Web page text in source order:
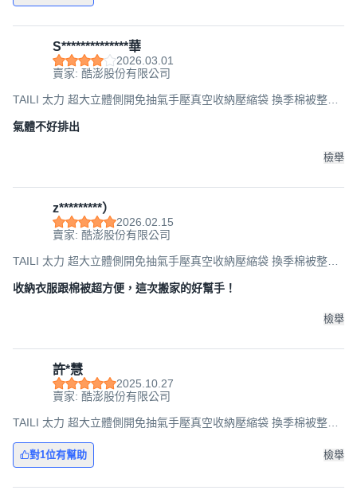
S**************華
2026.03.01
賣家: 酷澎股份有限公司
TAILI 太力 超大立體側開免抽氣手壓真空收納壓縮袋 換季棉被整理
氣體不好排出
檢舉
z*********）
2026.02.15
賣家: 酷澎股份有限公司
TAILI 太力 超大立體側開免抽氣手壓真空收納壓縮袋 換季棉被整理
收納衣服跟棉被超方便，這次搬家的好幫手！
檢舉
許*慧
2025.10.27
賣家: 酷澎股份有限公司
TAILI 太力 超大立體側開免抽氣手壓真空收納壓縮袋 換季棉被整理
對1位有幫助 檢舉